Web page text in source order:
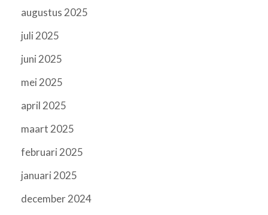
augustus 2025
juli 2025
juni 2025
mei 2025
april 2025
maart 2025
februari 2025
januari 2025
december 2024